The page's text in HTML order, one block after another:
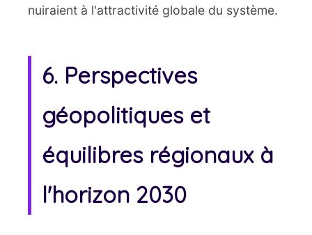
nuiraient à l'attractivité globale du système.
6. Perspectives
géopolitiques et
équilibres régionaux à
l'horizon 2030